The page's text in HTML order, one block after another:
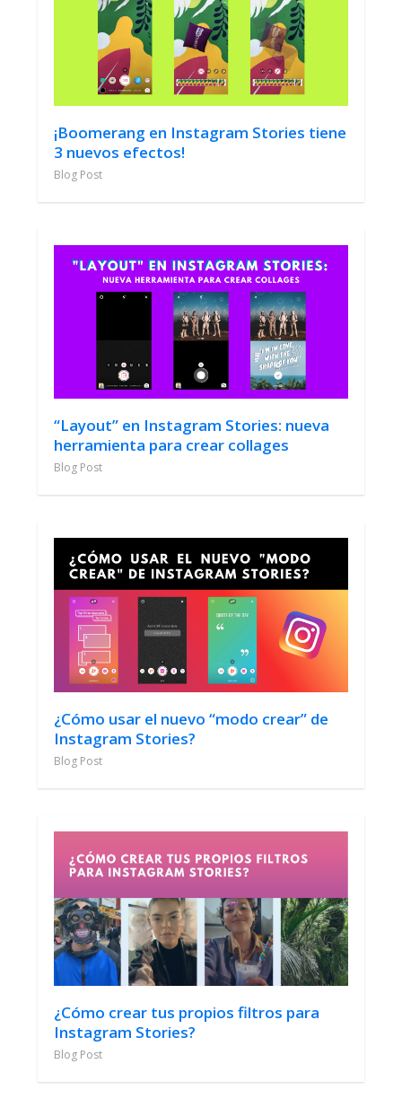
¡Boomerang en Instagram Stories tiene
3 nuevos efectos!
Blog Post
“Layout” en Instagram Stories: nueva
herramienta para crear collages
Blog Post
¿Cómo usar el nuevo “modo crear” de
Instagram Stories?
Blog Post
¿Cómo crear tus propios filtros para
Instagram Stories?
Blog Post